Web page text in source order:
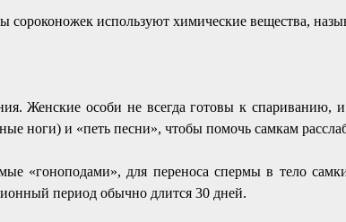
сороконожек используют химические вещества,
Женские особи не всегда готовы к спариванию,
ноги) и «петь песни», чтобы помочь самкам
«гоноподами», для переноса спермы в тело
период обычно длится 30 дней.